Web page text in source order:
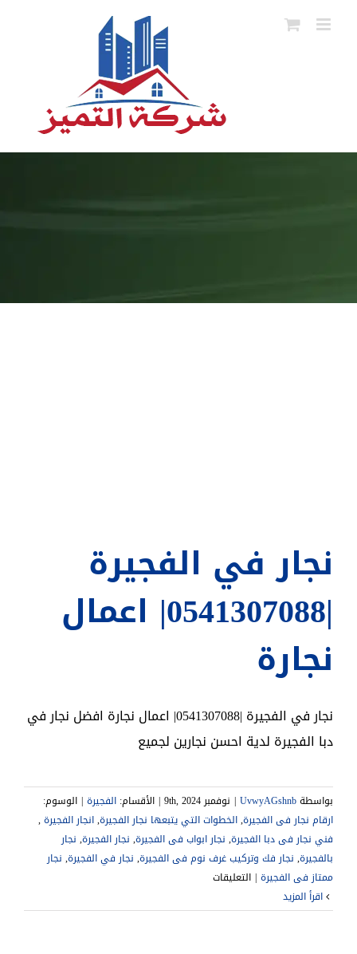
نجار في الفجيرة
|0541307088| اعمال
نجارة
نجار في الفجيرة |0541307088| اعمال نجارة افضل نجار في
دبا الفجيرة لدية احسن نجارين لجميع
بواسطةUvwyAGshnb
| نوفمبر 9th, 2024 | الأقسام: الفجيرة | الوسوم:
,
,انجار الفجيرة ‎,
فني نجار فى دبا الفجيرة,
, نجار الفجيرة, ‎نجار
بالفجيرة, نجار فك وتركيب غرف نوم فى الفجيرة, نجار في الفجيرة, ‎نجار
ممتاز فى الفجيرة | التعليقاتعلى
في